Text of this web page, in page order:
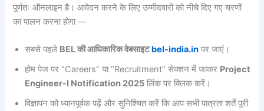
पूर्णतः ऑनलाइन है। आवेदन करने के लिए उम्मीदवारों को नीचे दिए गए चरणों
का पालन करना होगा —
सबसे पहले BEL की आधिकारिक वेबसाइटbel-india.in पर जाएं।
होम पेज पर “Careers” या “Recruitment” सेक्शन में जाकर Project
Engineer-I Notification 2025 लिंक पर क्लिक करें।
विज्ञापन को ध्यानपूर्वक पढ़ें और सुनिश्चित करें कि आप सभी पात्रता शर्तें पूरी